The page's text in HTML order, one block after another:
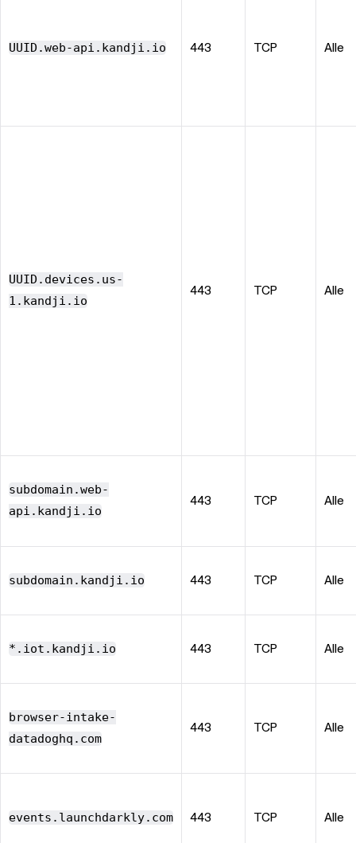
UUID.web-api.kandji.io 443 TCP Alle
UUID.devices.us-
1.kandji.io
443 TCP Alle
subdomain.web-
api.kandji.io
443 TCP Alle
subdomain.kandji.io 443 TCP Alle
*.iot.kandji.io 443 TCP Alle
browser-intake-
datadoghq.com
443 TCP Alle
events.launchdarkly.com 443 TCP Alle